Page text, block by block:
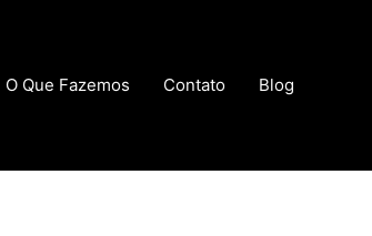
O Que Fazemos Contato Blog